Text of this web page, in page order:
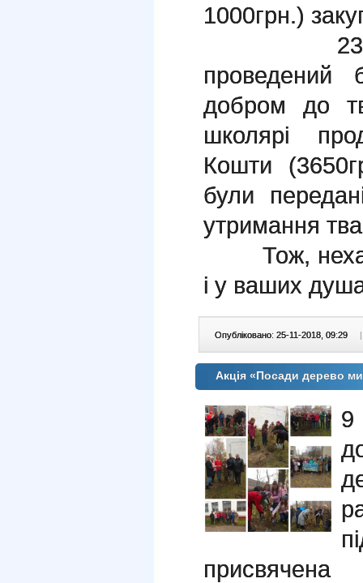
1000грн.)
23
проведений
добром до
школярі
Кошти
були
утримання
Тож, нехай
і у ваших
Опубліковано: 25-11-2018, 09:29 |
Акція «Посади дерево
9